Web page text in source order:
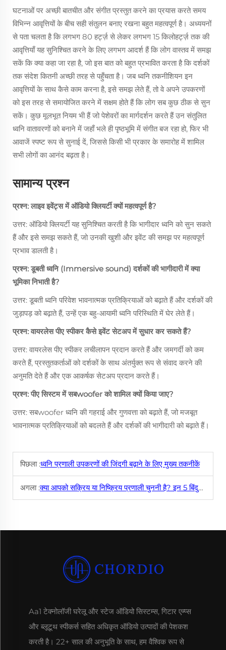
घटनाओं पर अच्छी बातचीत और संगीत प्रस्तुत करने का प्रयास करते समय
विभिन्न आवृत्तियों के बीच सही संतुलन बनाए रखना बहुत महत्वपूर्ण है। अध्ययनों
से पता चलता है कि लगभग 80 हर्ट्ज़ से लेकर लगभग 15 किलोहर्ट्ज़ तक की
आवृत्तियाँ यह सुनिश्चित करने के लिए लगभग आदर्श हैं कि लोग वास्तव में समझ
सकें कि क्या कहा जा रहा है, जो इस बात को बहुत प्रभावित करता है कि दर्शकों
तक संदेश कितनी अच्छी तरह से पहुँचता है। जब ध्वनि तकनीशियन इन
आवृत्तियों के साथ कैसे काम करना है, इसे समझ लेते हैं, तो वे अपने उपकरणों
को इस तरह से समायोजित करने में सक्षम होते हैं कि लोग सब कुछ ठीक से सुन
सकें। कुछ मूलभूत नियम भी हैं जो पेशेवरों का मार्गदर्शन करते हैं उन संतुलित
ध्वनि वातावरणों को बनाने में जहाँ भले ही पृष्ठभूमि में संगीत बज रहा हो, फिर भी
आवाजें स्पष्ट रूप से सुनाई दें, जिससे किसी भी प्रकार के समारोह में शामिल
सभी लोगों का आनंद बढ़ता है।
सामान्य प्रश्न
प्रश्न: लाइव इवेंट्स में ऑडियो क्लियर्टी क्यों महत्वपूर्ण है?
उत्तर: ऑडियो क्लियर्टी यह सुनिश्चित करती है कि भागीदार ध्वनि को सुन सकते
हैं और इसे समझ सकते हैं, जो उनकी खुशी और इवेंट की समझ पर महत्वपूर्ण
प्रभाव डालती है।
प्रश्न: डूबती ध्वनि (Immersive sound) दर्शकों की भागीदारी में क्या
भूमिका निभाती है?
उत्तर: डूबती ध्वनि परिवेश भावनात्मक प्रतिक्रियाओं को बढ़ाते हैं और दर्शकों की
जुड़ापड़ को बढ़ाते हैं, उन्हें एक बहु-आयामी ध्वनि परिस्थिति में घेर लेते हैं।
प्रश्न: वायरलेस पीए स्पीकर कैसे इवेंट सेटअप में सुधार कर सकते हैं?
उत्तर: वायरलेस पीए स्पीकर लचीलापन प्रदान करते हैं और जमगर्दी को कम
करते हैं, प्रस्तुतकर्ताओं को दर्शकों के साथ अंतर्युक्त रूप से संवाद करने की
अनुमति देते हैं और एक आकर्षक सेटअप प्रदान करते हैं।
प्रश्न: पीए सिस्टम में सबwoofer को शामिल क्यों किया जाए?
उत्तर: सबwoofer ध्वनि की गहराई और गुणवत्ता को बढ़ाते हैं, जो मजबूत
भावनात्मक प्रतिक्रियाओं को बदलते हैं और दर्शकों की भागीदारी को बढ़ाते हैं।
पिछला :ध्वनि प्रणाली उपकरणों की जिंदगी बढ़ाने के लिए मुख्य तकनीकें
अगला :क्या आपको सक्रिय या निष्क्रिय प्रणाली चुननी है? इन 5 बिंदुओं को पढ़ने के बाद फैसला करें।
Aa1 टेक्नोलॉजी घरेलू और स्टेज ऑडियो सिस्टम्स, गिटार एम्प्स
और ब्लूटूथ स्पीकर्स सहित अधिकृत ऑडियो उत्पादों की पेशकश
करती है। 22+ साल की अनुभूति के साथ, हम वैश्विक रूप से